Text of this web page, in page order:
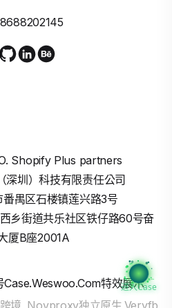
进入Case
Shopify Plus partners
深圳）科技有限责任公司
禺区石楼镇莲兴路3号
乡街道共乐社区铁仔路60号奋
厦B座2001A
Case.weswoo.com特效展示
境 Novproxy独立原生 Veryfb